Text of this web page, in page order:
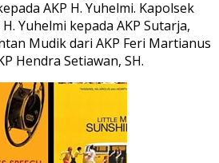
AKP H. Yuhelmi. Kapolsek
Yuhelmi kepada AKP Sutarja,
Mudik dari AKP Feri Martianus
Hendra Setiawan, SH.